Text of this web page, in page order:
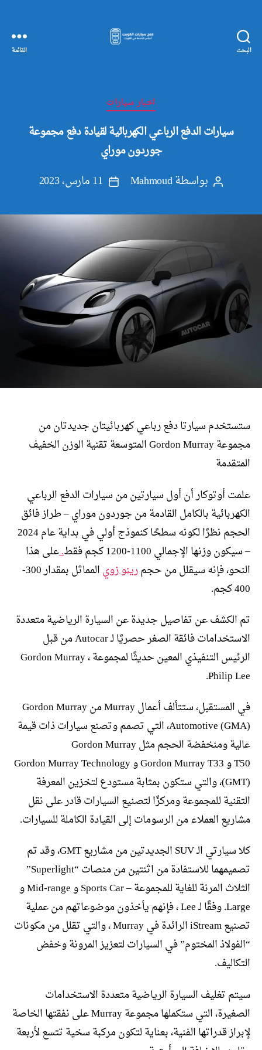
البحث
الكويت
القائمة
التصنيفات
اخبار سيارات
سيارات الدفع الرباعي الكهربائية لقيادة دفع مجموعة
جوردون موراي
كاتببواسطةMahmoud
تاريخ
11 مارس، 2023
ستستخدم سيارتا دفع رباعي كهربائيتان جديدتان من
مجموعة Gordon Murray المتوسعة تقنية الوزن الخفيف
المتقدمة
علمت أوتوكار أن أول سيارتين من سيارات الدفع الرباعي
الكهربائية بالكامل القادمة من جوردون موراي – طراز فائق
الحجم نظرًا لكونه سطحًا كنموذج أولي في بداية عام 2024
– سيكون وزنها الإجمالي 1100-1200 كجم فقط
.على هذا
النحو، فإنه سيقلل من حجمرينو زوي
المماثل بمقدار 300-
400 كجم.
تم الكشف عن تفاصيل جديدة عن السيارة الرياضية متعددة
الاستخدامات فائقة الصغر حصريًا لـ Autocar من قبل
الرئيس التنفيذي المعين حديثًا لمجموعة Gordon Murray ،
Philip Lee.
في المستقبل، ستتألف أعمال Murray من Gordon Murray
Automotive (GMA)، التي تصمم وتصنع سيارات ذات قيمة
عالية ومنخفضة الحجم مثل Gordon Murray
T50 و Gordon Murray T33 و Gordon Murray Technology
(GMT)، والتي ستكون بمثابة مستودع لتخزين المعرفة
التقنية للمجموعة ومركزًا لتصنيع السيارات قادر على نقل
مشاريع العملاء من الرسومات إلى القيادة الكاملة للسيارات.
كلا سيارتي الـ SUV الجديدتين من مشاريع GMT، وقد تم
تصميمهما للاستفادة من اثنتين من منصات “Superlight”
الثلاث المرنة للغاية للمجموعة – Sports Car و Mid-range و
Large. وفقًا لـ Lee ، فإنهم يأخذون موضوعاتهم من عملية
تصنيع iStream الرائدة في Murray ، والتي تقلل من مكونات
“الفولاذ المختوم” في السيارات لتعزيز المرونة وخفض
التكاليف.
سيتم تغليف السيارة الرياضية متعددة الاستخدامات
الصغيرة، التي ستكملها مجموعة Murray على نفقتها الخاصة
لإبراز قدراتها الفنية، بعناية لتكون مركبة سخية تتسع لأربعة